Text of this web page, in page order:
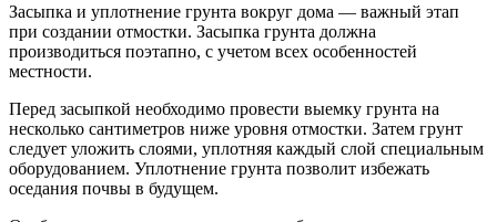
Засыпка и уплотнение грунта вокруг дома — важный этап
при создании отмостки. Засыпка грунта должна
производиться поэтапно, с учетом всех особенностей
местности.
Перед засыпкой необходимо провести выемку грунта на
несколько сантиметров ниже уровня отмостки. Затем грунт
следует уложить слоями, уплотняя каждый слой специальным
оборудованием. Уплотнение грунта позволит избежать
оседания почвы в будущем.